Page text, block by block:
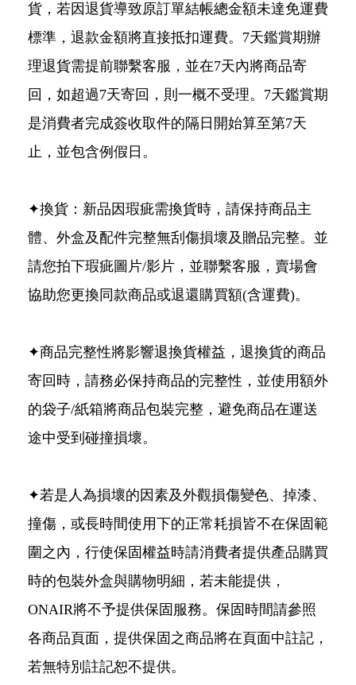
貨，若因退貨導致原訂單結帳總金額未達免運費
標準，退款金額將直接抵扣運費。7天鑑賞期辦
理退貨需提前聯繫客服，並在7天內將商品寄
回，如超過7天寄回，則一概不受理。7天鑑賞期
是消費者完成簽收取件的隔日開始算至第7天
止，並包含例假日。
✦換貨：新品因瑕疵需換貨時，請保持商品主
體、外盒及配件完整無刮傷損壞及贈品完整。並
請您拍下瑕疵圖片/影片，並聯繫客服，賣場會
協助您更換同款商品或退還購買額(含運費)。
✦商品完整性將影響退換貨權益，退換貨的商品
寄回時，請務必保持商品的完整性，並使用額外
的袋子/紙箱將商品包裝完整，避免商品在運送
途中受到碰撞損壞。
✦若是人為損壞的因素及外觀損傷變色、掉漆、
撞傷，或長時間使用下的正常耗損皆不在保固範
圍之內，行使保固權益時請消費者提供產品購買
時的包裝外盒與購物明細，若未能提供，
ONAIR將不予提供保固服務。保固時間請參照
各商品頁面，提供保固之商品將在頁面中註記，
若無特別註記恕不提供。